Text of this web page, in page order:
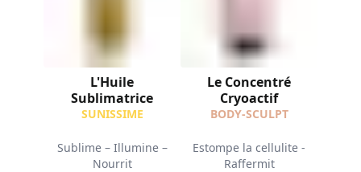
L'Huile
Sublimatrice
SUNISSIME
Sublime – Illumine –
Nourrit
Le Concentré
Cryoactif
BODY-SCULPT
Estompe la cellulite -
Raffermit